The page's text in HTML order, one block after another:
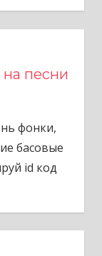
песни
фонки,
басовые
id код